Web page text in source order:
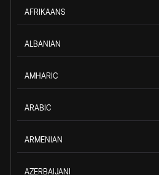
AFRIKAANS
ALBANIAN
AMHARIC
ARABIC
ARMENIAN
AZERBAIJANI